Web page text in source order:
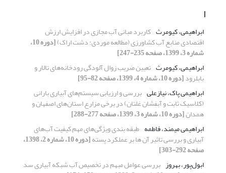
ا
ابراهیمی، کیومرث کاربرد مبانی آب مجازی در افزایش ارزش
اقتصادی منابع آب کشاورزی (مطالعه موردی: دشت اراک) [دوره 10،
شماره 3، 1399، صفحه 235-247]
ابراهیمی، کیومرث تعیین ضریب زوال آلودگی رودخانه‌های تالار و
بابلرود[دوره 10، شماره 4، 1399، صفحه 82-95]
ابراهیمی پاک، نیازعلی بررسی و ارزیابی سیستم‌های آبیاری بارانی
(کلاسیک ثابت و آبفشان غلتان) در برخی مزارع استان‌های اصفهان و
همدان[دوره 10، شماره 3، 1399، صفحه 277-288]
ابراهیمی میمند، فاطمه طبقه بندی ویژگی‌های مهم کیفیت آب‌های
آبیاری و بررسی تاثیر آن ها بر عملکرد پسته [دوره 10، شماره 2، 1398،
صفحه 292-303]
ابول‌پور، بهروز بررسی عوامل مبهم در تخصیص آب شبکه آبیاری سد